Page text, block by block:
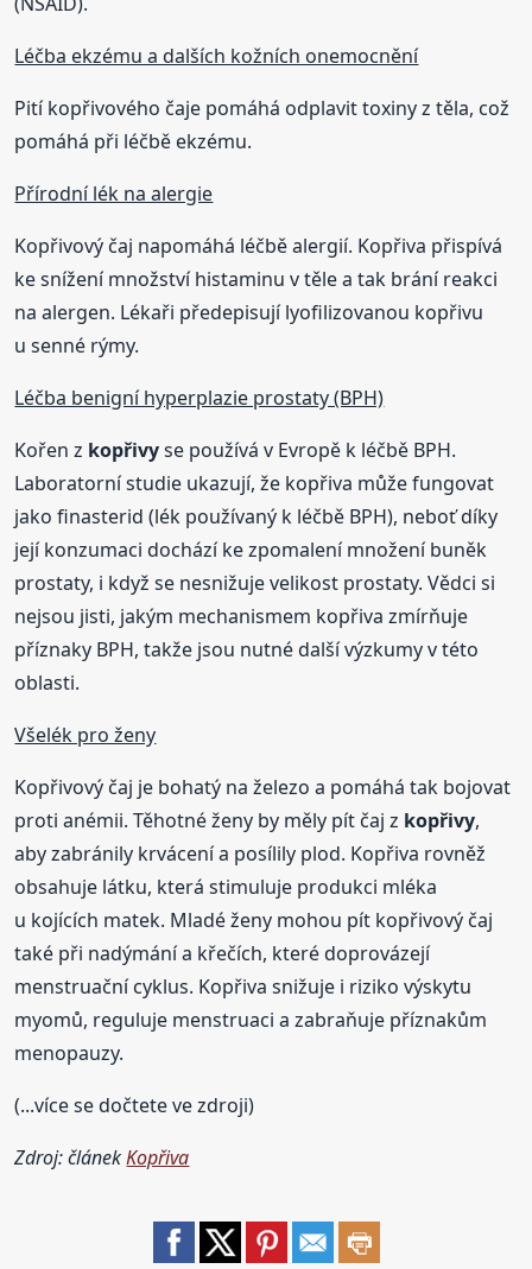
Léčba ekzému a dalších kožních onemocnění
Pití kopřivového čaje pomáhá odplavit toxiny z těla, což
pomáhá při léčbě ekzému.
Přírodní lék na alergie
Kopřivový čaj napomáhá léčbě alergií. Kopřiva přispívá
ke snížení množství histaminu v těle a tak brání reakci
na alergen. Lékaři předepisují lyofilizovanou kopřivu
u senné rýmy.
Léčba benigní hyperplazie prostaty (BPH)
Kořen z kopřivyse používá v Evropě k léčbě BPH.
Laboratorní studie ukazují, že kopřiva může fungovat
jako finasterid (lék používaný k léčbě BPH), neboť díky
její konzumaci dochází ke zpomalení množení buněk
prostaty, i když se nesnižuje velikost prostaty. Vědci si
nejsou jisti, jakým mechanismem kopřiva zmírňuje
příznaky BPH, takže jsou nutné další výzkumy v této
oblasti.
Všelék pro ženy
Kopřivový čaj je bohatý na železo a pomáhá tak bojovat
proti anémii. Těhotné ženy by měly pít čaj z kopřivy,
aby zabránily krvácení a posílily plod. Kopřiva rovněž
obsahuje látku, která stimuluje produkci mléka
u kojících matek. Mladé ženy mohou pít kopřivový čaj
také při nadýmání a křečích, které doprovázejí
menstruační cyklus. Kopřiva snižuje i riziko výskytu
myomů, reguluje menstruaci a zabraňuje příznakům
menopauzy.
(...více se dočtete ve zdroji)
Zdroj: článekKopřiva